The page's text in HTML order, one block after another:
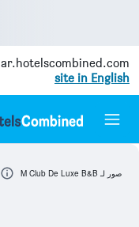
ar.hotelscombined.com
site in English
صور لـ M Club De Luxe B&B